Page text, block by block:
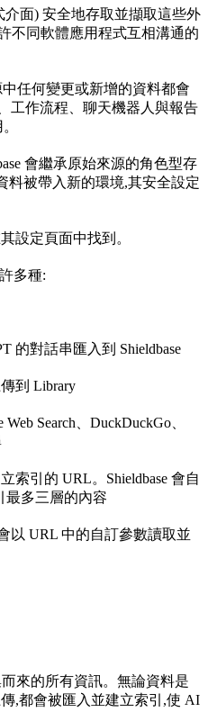
面) 安全地存取並擷取這些外
不同軟體應用程式互相溝通的
任何變更或新增的資料都會
工作流程、聊天機器人與報告
會繼承原始來源的角色型存
料被帶入新的環境,其安全設定
設定頁面中找到。
多種:
的對話串匯入到 Shieldbase
到 Library
Search、DuckDuckGo、
索引的 URL。Shieldbase 會自
最多三層的內容
會以 URL 中的自訂參數讀取並
來的所有資訊。無論資料是
,都會被匯入並建立索引,使 AI